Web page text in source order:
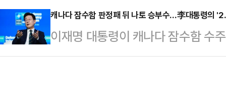
서 당내 세력 대결과 여야 대치 전
민주당 의원은 8일 페이스북에 "검
는 반대한다"면서…
에 그치지 않고 신소재 발굴, 금융
용하고 있다는 점을 강조한 것이다
코엑스에서 열리는 국제머신러닝
캐나다 잠수함 판정패 뒤 나토 승부수…李대통령의
이재명 대통령이 캐나다 잠수함 수
무대에서 '한-나토 방위산업 파트